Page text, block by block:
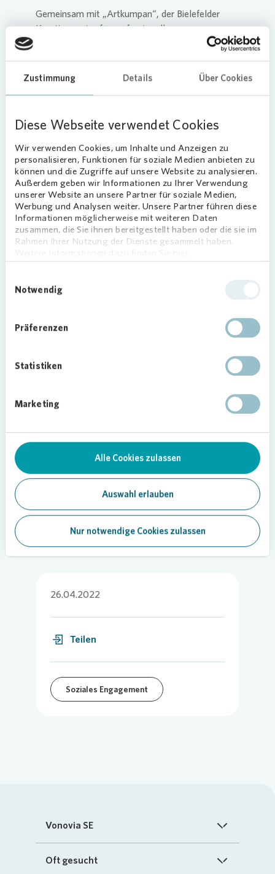
Zustimmung Details Über Cookies
Diese Webseite verwendet Cookies
Wir verwenden Cookies, um Inhalte und Anzeigen zu
personalisieren, Funktionen für soziale Medien anbieten zu
können und die Zugriffe auf unsere Website zu analysieren.
Außerdem geben wir Informationen zu Ihrer Verwendung
unserer Website an unsere Partner für soziale Medien,
Werbung und Analysen weiter. Unsere Partner führen diese
Informationen möglicherweise mit weiteren Daten
zusammen, die Sie ihnen bereitgestellt haben oder die sie im
Rahmen Ihrer Nutzung der Dienste gesammelt haben.
Notwendig
Präferenzen
Statistiken
Marketing
Alle Cookies zulassen
Auswahl erlauben
Nur notwendige Cookies zulassen
Gemeinsam mit „Artkumpan“, der Bielefelder
Kreativagentur für professionelle
Kreative Wandgestaltung
und Umweltschutz. Hierfür wurden zunächst
erstellt, die die Jugendlichen unter professioneller
Anleitung später auf der Wand verwirklicht haben.
Dies ist nur einer von vielen kreativen Workshops,
die das Jugendhaus neben Lernförderung,
Bewerbungstraining oder Aufklärungsgesprächen
anbietet.
„Gemeinnützige Arbeit ist ein zentraler Pfeiler für
Jugendhaus Sieker und der Sozialdienst
Jugendlichen und sind auch Vertrauenspersonen“,
Regionalleiterin.
Sebastian Sand, Sozialarbeiter beim Jugendhaus
dank der Spende vonVonoviakonnten wir unsere
Arbeit mit den Jugendlichen mit der
Stadtverschönerung verbinden.“
/ Bierwald
26.04.2022
Teilen
Soziales Engagement
Vonovia SE
Startseite
Oft gesucht